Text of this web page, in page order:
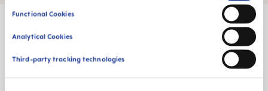
Functional Cookies
Analytical Cookies
Third-party tracking technologies
MAM Babyartikel GesmbH